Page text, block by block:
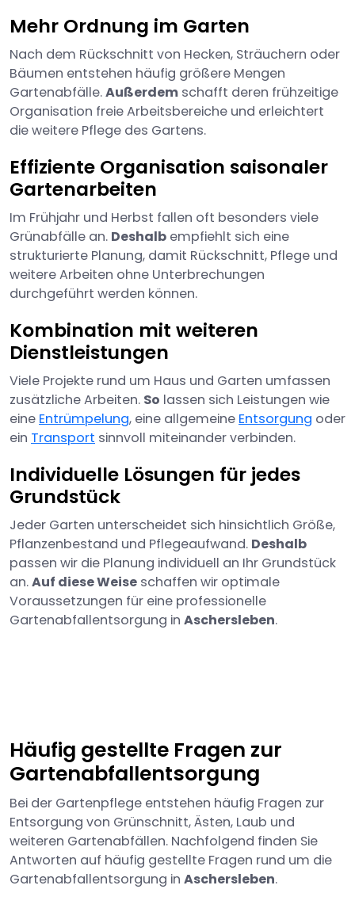
Mehr Ordnung im Garten
Nach dem Rückschnitt von Hecken, Sträuchern oder
Bäumen entstehen häufig größere Mengen
Gartenabfälle.Außerdem schafft deren frühzeitige
Organisation freie Arbeitsbereiche und erleichtert
die weitere Pflege des Gartens.
Effiziente Organisation saisonaler
Gartenarbeiten
Im Frühjahr und Herbst fallen oft besonders viele
Grünabfälle an. Deshalb empfiehlt sich eine
strukturierte Planung, damit Rückschnitt, Pflege und
weitere Arbeiten ohne Unterbrechungen
durchgeführt werden können.
Kombination mit weiteren
Dienstleistungen
Viele Projekte rund um Haus und Garten umfassen
zusätzliche Arbeiten. So lassen sich Leistungen wie
eine Entrümpelung, eine allgemeine Entsorgung oder
ein Transport sinnvoll miteinander verbinden.
Individuelle Lösungen für jedes
Grundstück
Jeder Garten unterscheidet sich hinsichtlich Größe,
Pflanzenbestand und Pflegeaufwand. Deshalb
passen wir die Planung individuell an Ihr Grundstück
an.Auf diese Weise schaffen wir optimale
Voraussetzungen für eine professionelle
Gartenabfallentsorgung in Aschersleben.
Häufig gestellte Fragen zur
Gartenabfallentsorgung
Bei der Gartenpflege entstehen häufig Fragen zur
Entsorgung von Grünschnitt, Ästen, Laub und
weiteren Gartenabfällen. Nachfolgend finden Sie
Antworten auf häufig gestellte Fragen rund um die
Gartenabfallentsorgung in Aschersleben.